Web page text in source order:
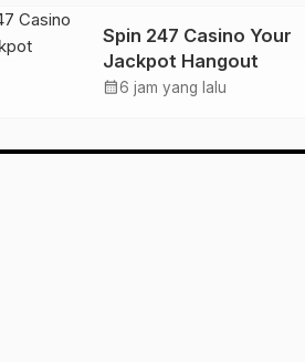
Spin 247 Casino Your
Jackpot Hangout
calendar_month6 jam yang lalu